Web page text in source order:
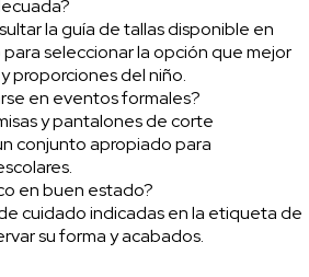
la guía de tallas disponible en
seleccionar la opción que mejor
proporciones del niño.
en eventos formales?
y pantalones de corte
conjunto apropiado para
en buen estado?
cuidado indicadas en la etiqueta de
su forma y acabados.